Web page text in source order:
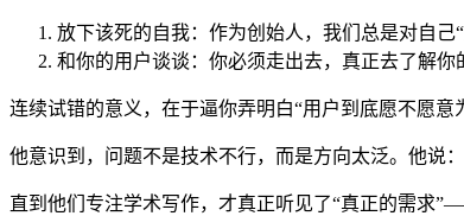
放下该死的自我：作为创始人，我们总是对自己
和你的用户谈谈：你必须走出去，真正去了解
连续试错的意义，在于逼你弄明白“用户到底愿不愿意
他意识到，问题不是技术不行，而是方向太泛。他说
直到他们专注学术写作，才真正听见了“真正的需求